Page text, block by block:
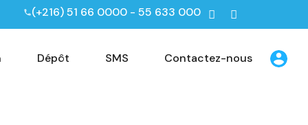
(+216) 51 66 0000 - 55 633 000
Dépôt SMS Contactez-nous